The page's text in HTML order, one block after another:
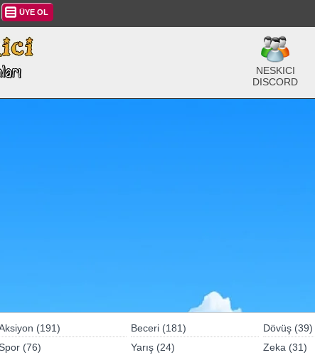
ÜYE OL
NESKICI
DISCORD
(191) Beceri (181) Dövüş (39)
Spor (76) Yarış (24) Zeka (31)